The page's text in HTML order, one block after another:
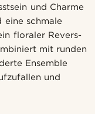
und Charme
eine schmale
floraler Revers-
mit runden
Ensemble
und